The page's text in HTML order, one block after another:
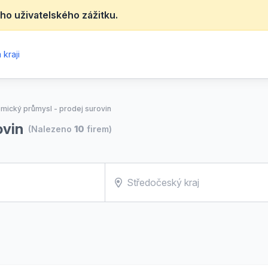
uživatelského zážitku.
kraji
průmysl - prodej surovin
(Nalezeno 10 firem)